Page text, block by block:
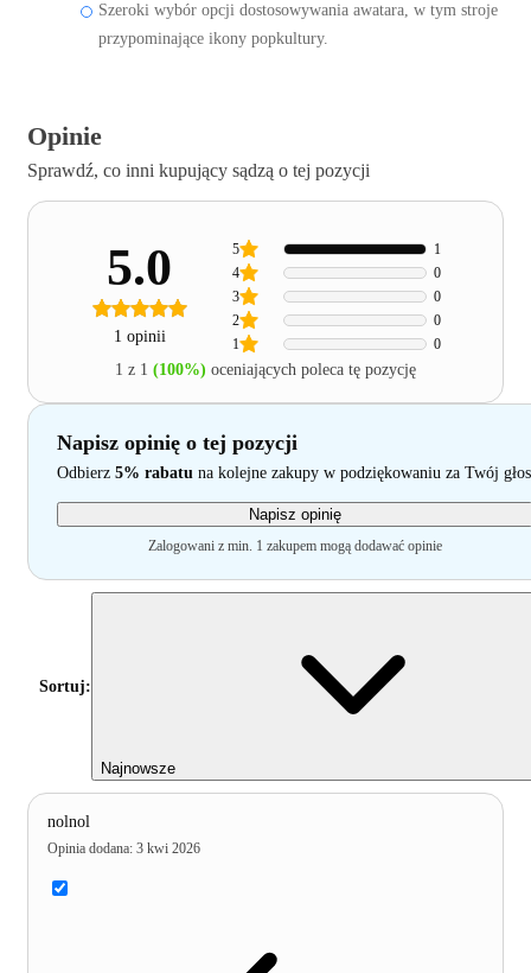
Szeroki wybór opcji dostosowywania awatara, w tym stroje
przypominające ikony popkultury.
Opinie
Sprawdź, co inni kupujący sądzą o tej pozycji
5.0
1 opinii 1 0
2 0
3 0
4 0
5 1
1 z 1 (100%) oceniających poleca tę pozycję
Napisz opinię o tej pozycji
Odbierz 5% rabatu na kolejne zakupy w podziękowaniu za Twój głos
Napisz opinię
Zalogowani z min. 1 zakupem mogą dodawać opinie
Sortuj:
Najnowsze
nolnol
Opinia dodana: 3 kwi 2026